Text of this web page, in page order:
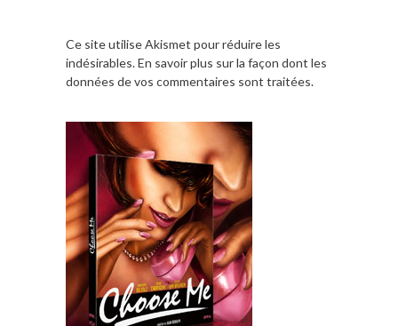
Ce site utilise Akismet pour réduire les
indésirables.En savoir plus sur la façon dont les
données de vos commentaires sont traitées.